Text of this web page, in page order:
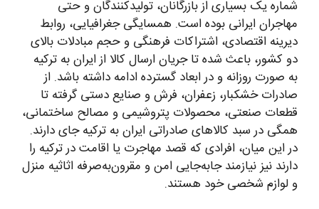
شماره یک بسیاری از بازرگانان، تولیدکنندگان و حتی
مهاجران ایرانی بوده است. همسایگی جغرافیایی، روابط
دیرینه اقتصادی، اشتراکات فرهنگی و حجم مبادلات بالای
دو کشور، باعث شده تا جریان ارسال کالا از ایران به ترکیه
به صورت روزانه و در ابعاد گسترده ادامه داشته باشد. از
صادرات خشکبار، زعفران، فرش و صنایع دستی گرفته تا
قطعات صنعتی، محصولات پتروشیمی و مصالح ساختمانی،
همگی در سبد کالاهای صادراتی ایران به ترکیه جای دارند.
در این میان، افرادی که قصد مهاجرت یا اقامت در ترکیه را
دارند نیز نیازمند جابه‌جایی امن و مقرون‌به‌صرفه اثاثیه منزل
و لوازم شخصی خود هستند.